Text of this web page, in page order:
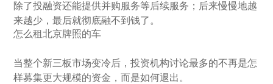
除了投融资还能提供并购服务等后续服务；后来慢慢地越
来越少，最后就彻底融不到钱了。
怎么租北京牌照的车
当整个新三板市场变冷后，投资机构讨论最多的不再是怎
样募集更大规模的资金，而是如何退出。